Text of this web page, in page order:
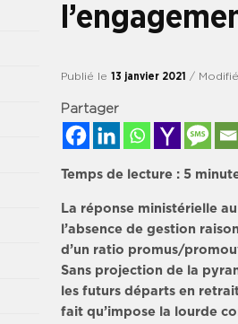
Publié le 13 janvier 2021 /
Partager
Temps de lecture : 5
La réponse ministérielle
l’absence de gestion
d’un ratio promus/
Sans projection de la
les futurs départs en
fait qu’impose la lourde